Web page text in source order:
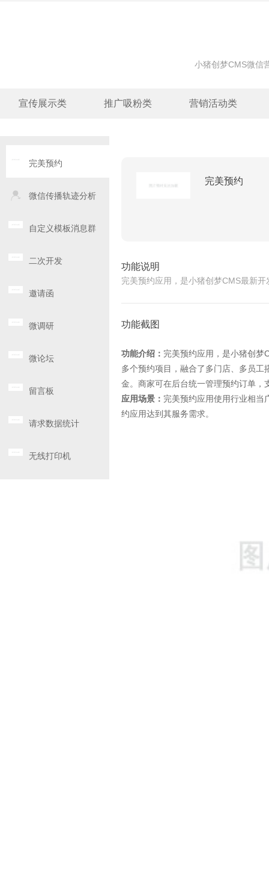
小猪创梦CMS微信
宣传展示类 推广吸粉类 营销活动类
完美预约
微信传播轨迹分析
自定义模板消息群
二次开发
邀请函
微调研
微论坛
留言板
请求数据统计
无线打印机
完美预约
功能说明
完美预约应用，是小猪创梦CMS最新
功能截图
功能介绍： 完美预约应用，是小猪创梦
多个预约项目，融合了多门店、多员
金。商家可在后台统一管理预约订单，
应用场景： 完美预约应用使用行业相当
约应用达到其服务需求。